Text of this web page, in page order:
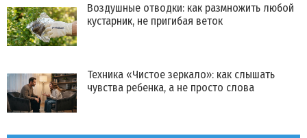
Воздушные отводки: как размножить любой
кустарник, не пригибая веток
Техника «Чистое зеркало»: как слышать
чувства ребенка, а не просто слова